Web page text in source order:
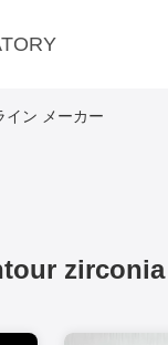
ン メーカー